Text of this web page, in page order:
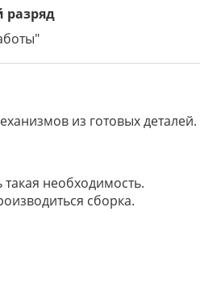
разряд
из готовых деталей.
такая необходимость.
сборка.